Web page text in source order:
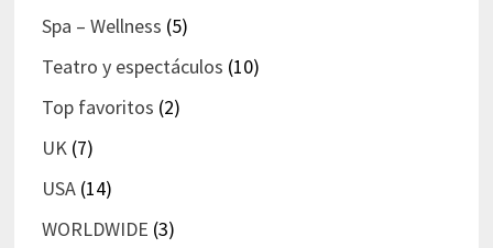
Spa – Wellness (5)
Teatro y espectáculos (10)
Top favoritos (2)
UK (7)
USA(14)
WORLDWIDE (3)